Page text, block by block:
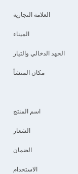
العلامة التجارية
الميناء
الجهد الدخالي والتيار
مكان المنشأ
اسم المنتج
الشعار
الضمان
الاستخدام